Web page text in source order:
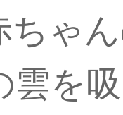
ゃ
を